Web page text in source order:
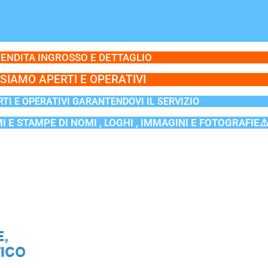
INGROSSO E DETTAGLIO
SIAMO APERTI E OPERATIVI
E OPERATIVI GARANTENDOVI IL SERVIZIO
E STAMPE DI NOMI , LOGHI , IMMAGINI E